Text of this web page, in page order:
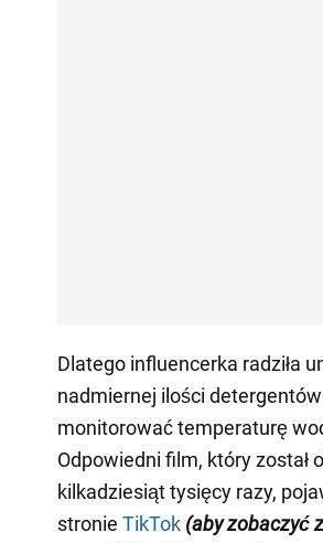
Dlatego influencerka radziła
nadmiernej ilości
monitorować temperaturę
Odpowiedni film, który został
kilkadziesiąt tysięcy razy,
stronie TikTok (aby zobaczyć